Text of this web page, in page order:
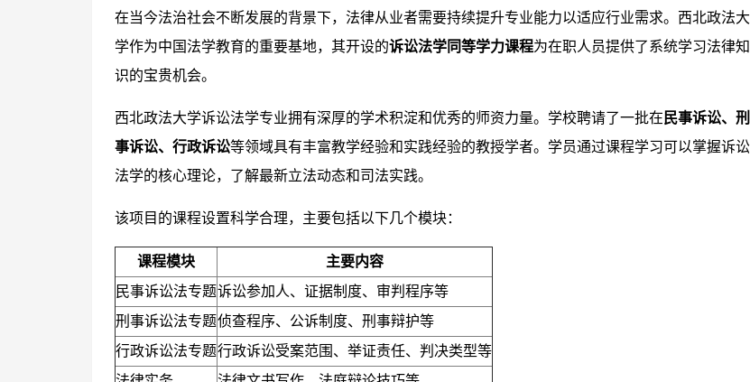
在当今法治社会不断发展的背景下，法律从业者需要持续提升专业能力以适应行业需求。西北政法大
学作为中国法学教育的重要基地，其开设的诉讼法学同等学力课程为在职人员提供了系统学习法律知
识的宝贵机会。
西北政法大学诉讼法学专业拥有深厚的学术积淀和优秀的师资力量。学校聘请了一批在 民事诉讼、刑
事诉讼、行政诉讼等领域具有丰富教学经验和实践经验的教授学者。学员通过课程学习可以掌握诉讼
法学的核心理论，了解最新立法动态和司法实践。
该项目的课程设置科学合理，主要包括以下几个模块：
课程模块
主要内容
民事诉讼法专题诉讼参加人、证据制度、审判程序等
刑事诉讼法专题侦查程序、公诉制度、刑事辩护等
行政诉讼法专题行政诉讼受案范围、举证责任、判决类型等